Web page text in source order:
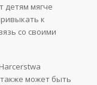
детям мягче
к
со своими
может быть